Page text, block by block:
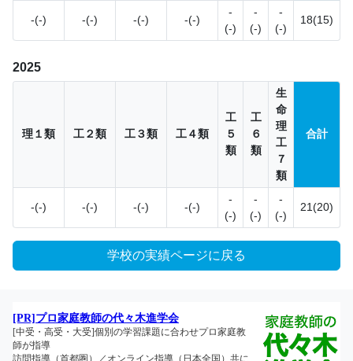
-(-) -(-) -(-) -(-)
-
(-)
-
(-)
-
(-)
18(15)
2025
理１類 工２類 工３類 工４類
工
５
類
工
６
類
生
命
理
工
７
類
合計
-(-) -(-) -(-) -(-)
-
(-)
-
(-)
-
(-)
21(20)
学校の実績ページに戻る